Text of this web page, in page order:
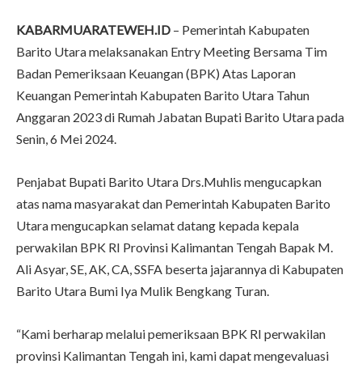
KABARMUARATEWEH.ID – Pemerintah Kabupaten
Barito Utara melaksanakan Entry Meeting Bersama Tim
Badan Pemeriksaan Keuangan (BPK) Atas Laporan
Keuangan Pemerintah Kabupaten Barito Utara Tahun
Anggaran 2023 di Rumah Jabatan Bupati Barito Utara pada
Senin, 6 Mei 2024.
Penjabat Bupati Barito Utara Drs.Muhlis mengucapkan
atas nama masyarakat dan Pemerintah Kabupaten Barito
Utara mengucapkan selamat datang kepada kepala
perwakilan BPK RI Provinsi Kalimantan Tengah Bapak M.
Ali Asyar, SE, AK, CA, SSFA beserta jajarannya di Kabupaten
Barito Utara Bumi Iya Mulik Bengkang Turan.
“Kami berharap melalui pemeriksaan BPK RI perwakilan
provinsi Kalimantan Tengah ini, kami dapat mengevaluasi